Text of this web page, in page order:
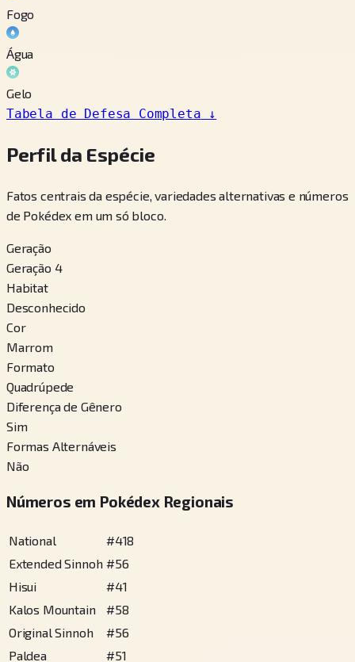
Fogo
Água
Gelo
Tabela de Defesa Completa ↓
Perfil da Espécie
Fatos centrais da espécie, variedades alternativas e números
de Pokédex em um só bloco.
Geração
Geração 4
Habitat
Desconhecido
Cor
Marrom
Formato
Quadrúpede
Diferença de Gênero
Sim
Formas Alternáveis
Não
Números em Pokédex Regionais
National #418
Extended Sinnoh #56
Hisui
#41
Kalos Mountain
#58
Original Sinnoh
#56
Paldea
#51